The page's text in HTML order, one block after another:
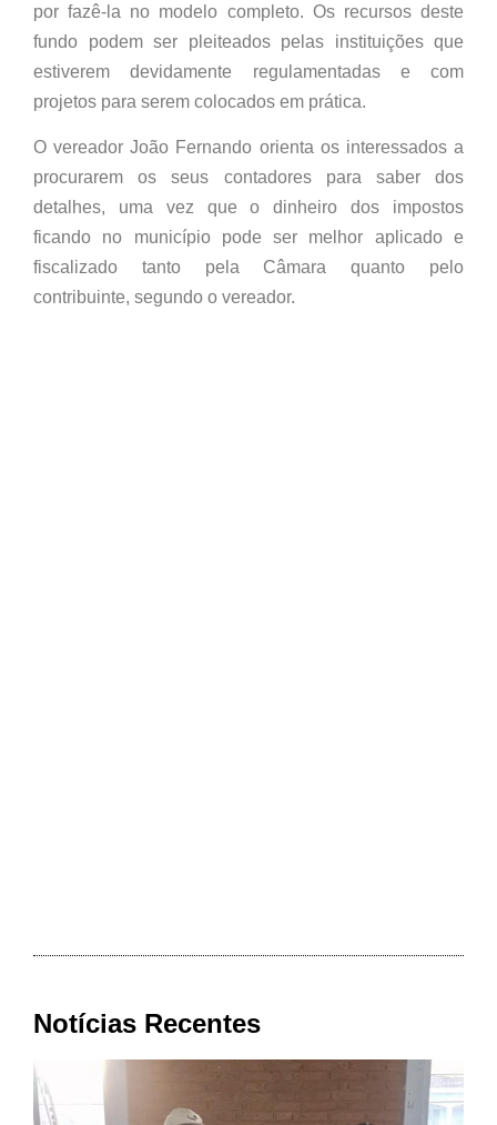
por fazê-la no modelo completo. Os recursos deste
fundo podem ser pleiteados pelas instituições que
estiverem devidamente regulamentadas e com
projetos para serem colocados em prática.
O vereador João Fernando orienta os interessados a
procurarem os seus contadores para saber dos
detalhes, uma vez que o dinheiro dos impostos
ficando no município pode ser melhor aplicado e
fiscalizado tanto pela Câmara quanto pelo
contribuinte, segundo o vereador.
Notícias Recentes